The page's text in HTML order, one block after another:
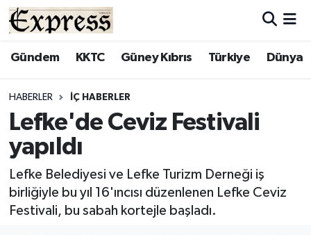
Gündem KKTC Güney Kıbrıs Türkiye Dünya
HABERLER İÇ HABERLER
Lefke'de Ceviz Festivali
yapıldı
Lefke Belediyesi ve Lefke Turizm Derneği iş
birliğiyle bu yıl 16'ıncısı düzenlenen Lefke Ceviz
Festivali, bu sabah kortejle başladı.
ALAYKÖY
BİLİM
ÇATALKÖY
DÜNYA
Hava Durumu
Süper Lig Puan Durumu ve Fikstür
Tüm Manşetler
Son Dakika Haberleri